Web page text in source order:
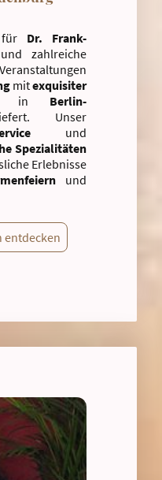
Dr. Frank-
zahlreiche
mitexquisiter
in Berlin-
Unser
und
Spezialitäten
Erlebnisse
und
entdecken